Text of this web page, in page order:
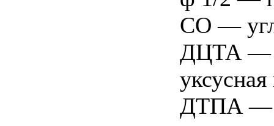
СО —
ДЦТА —
ДТПА —